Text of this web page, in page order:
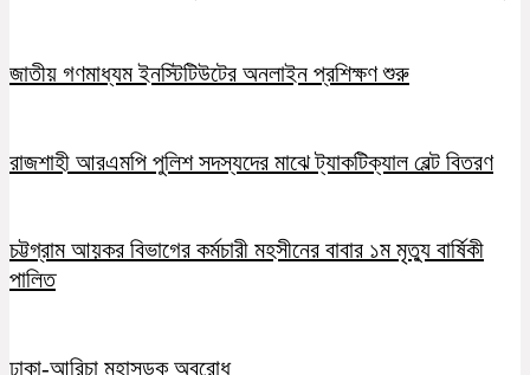
জাতীয় গণমাধ্যম ইনস্টিটিউটের অনলাইন প্রশিক্ষণ শুরু
রাজশাহী আরএমপি পুলিশ সদস্যদের মাঝে ট্যাকটিক্যাল বেল্ট বিতরণ
চট্টগ্রাম আয়কর বিভাগের কর্মচারী মহসীনের বাবার ১ম মৃত্যু বার্ষিকী
পালিত
ঢাকা-আরিচা মহাসড়ক অবরোধ